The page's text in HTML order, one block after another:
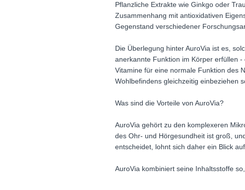
Pflanzliche Extrakte wie Ginkgo oder
Zusammenhang mit antioxidativen
Gegenstand verschiedener
Die Überlegung hinter AuroVia ist es,
anerkannte Funktion im Körper erfüllen
Vitamine für eine normale Funktion des
Wohlbefindens gleichzeitig einbeziehen
Was sind die Vorteile von AuroVia?
AuroVia gehört zu den komplexeren
des Ohr- und Hörgesundheit ist groß,
entscheidet, lohnt sich daher ein Blick
AuroVia kombiniert seine Inhaltsstoffe